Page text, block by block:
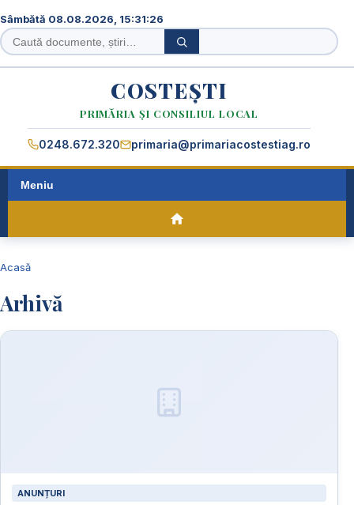
Sâmbătă 08.08.2026, 15:31:26
Caută
în
Caută
COSTEȘTI
PRIMĂRIA ȘI CONSILIUL LOCAL
0248.672.320 primaria@primariacostestiag.ro
Meniu
Acasă
Arhivă
ANUNȚURI